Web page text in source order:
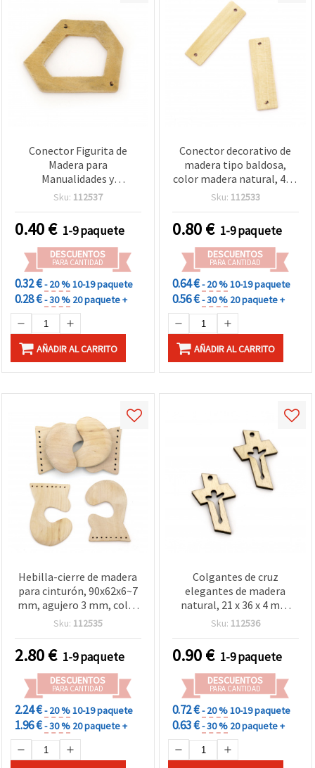
Conector Figurita de
Madera para
Manualidades y
Decoración, Color Madera
Orificio 1,5 mm - 2 uds.
Sku: 112537
0.40€ 1-9 paquete
DESCUENTOS
PARA CANTIDAD
0.32 €- 20 %10-19 paquete
0.28 €- 30 % 20 paquete +
AÑADIR AL CARRITO
Conector decorativo de
madera tipo baldosa,
color madera natural, 45 x
13 x 3 mm, orificio 2,5 mm
Sku: 112533
0.80€ 1-9 paquete
DESCUENTOS
PARA CANTIDAD
0.64 €- 20 %10-19 paquete
0.56 €- 30 % 20 paquete +
AÑADIR AL CARRITO
Hebilla-cierre de madera
para cinturón, 90x62x6~7
mm, agujero 3 mm, color
madera natural – 1 set
Sku: 112535
2.80€ 1-9 paquete
DESCUENTOS
PARA CANTIDAD
2.24 €- 20 %10-19 paquete
1.96 €- 30 % 20 paquete +
Colgantes de cruz
elegantes de madera
natural, 21 x 36 x 4 mm
con agujero de 2 mm –
bisutería, joyería y
manualidades DIY
Sku: 112536
0.90€ 1-9 paquete
DESCUENTOS
PARA CANTIDAD
0.72 €- 20 %10-19 paquete
0.63 €- 30 % 20 paquete +